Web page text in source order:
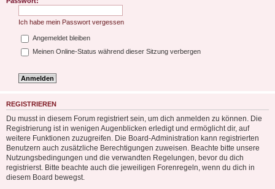
Ich habe mein Passwort vergessen
Angemeldet bleiben
Meinen Online-Status während dieser Sitzung verbergen
REGISTRIEREN
Du musst in diesem Forum registriert sein, um dich anmelden zu können. Die
Registrierung ist in wenigen Augenblicken erledigt und ermöglicht dir, auf
weitere Funktionen zuzugreifen. Die Board-Administration kann registrierten
Benutzern auch zusätzliche Berechtigungen zuweisen. Beachte bitte unsere
Nutzungsbedingungen und die verwandten Regelungen, bevor du dich
registrierst. Bitte beachte auch die jeweiligen Forenregeln, wenn du dich in
diesem Board bewegst.